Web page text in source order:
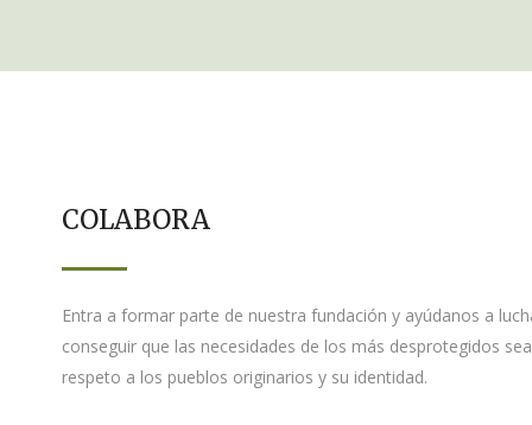
COLABORA
Entra a formar parte de nuestra fundación y ayúdanos a
conseguir que las necesidades de los más desprotegidos
respeto a los pueblos originarios y su identidad.